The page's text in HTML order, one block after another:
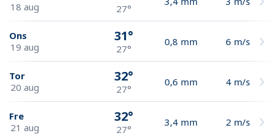
18 aug
27°
Ons
19 aug
31°
27°
0,8 mm 6 m/s
Tor
20 aug
32°
27°
0,6 mm 4 m/s
Fre
21 aug
32°
27°
3,4 mm 2 m/s